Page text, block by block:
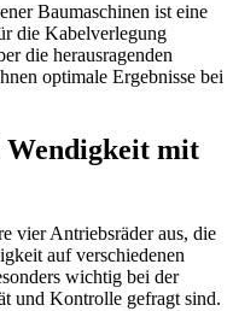
Baumaschinen ist eine
die Kabelverlegung
die herausragenden
optimale Ergebnisse bei
mit
vier Antriebsräder aus, die
auf verschiedenen
wichtig bei der
und Kontrolle gefragt sind.